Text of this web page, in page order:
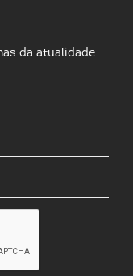
da atualidade